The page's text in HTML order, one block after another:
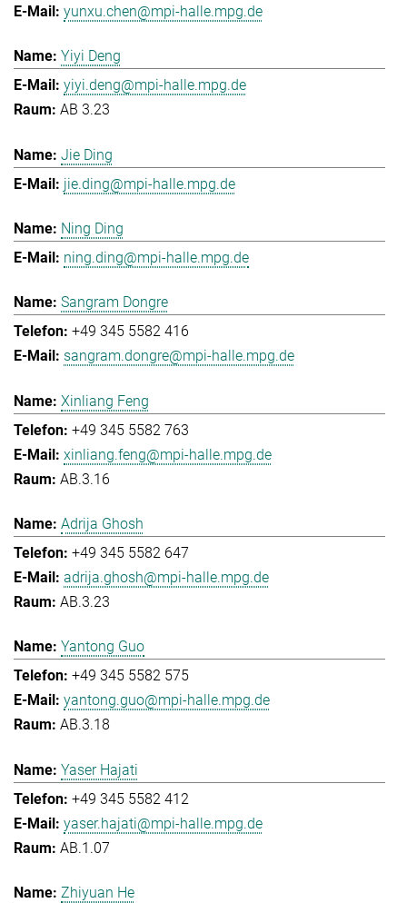
yunxu.chen@mpi-halle.mpg.de
Yiyi Deng
yiyi.deng@mpi-halle.mpg.de
AB 3.23
Jie Ding
jie.ding@mpi-halle.mpg.de
Ning Ding
ning.ding@mpi-halle.mpg.de
Sangram Dongre
+49 345 5582 416
sangram.dongre@mpi-halle.mpg.de
Xinliang Feng
+49 345 5582 763
xinliang.feng@mpi-halle.mpg.de
AB.3.16
Adrija Ghosh
+49 345 5582 647
adrija.ghosh@mpi-halle.mpg.de
AB.3.23
Yantong Guo
+49 345 5582 575
yantong.guo@mpi-halle.mpg.de
AB.3.18
Yaser Hajati
+49 345 5582 412
yaser.hajati@mpi-halle.mpg.de
AB.1.07
Zhiyuan He